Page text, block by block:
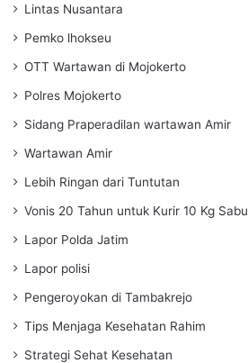
Lintas Nusantara
Pemko lhokseu
OTT Wartawan di Mojokerto
Polres Mojokerto
Sidang Praperadilan wartawan Amir
Wartawan Amir
Lebih Ringan dari Tuntutan
Vonis 20 Tahun untuk Kurir 10 Kg Sabu
Lapor Polda Jatim
Lapor polisi
Pengeroyokan di Tambakrejo
Tips Menjaga Kesehatan Rahim
Strategi Sehat Kesehatan